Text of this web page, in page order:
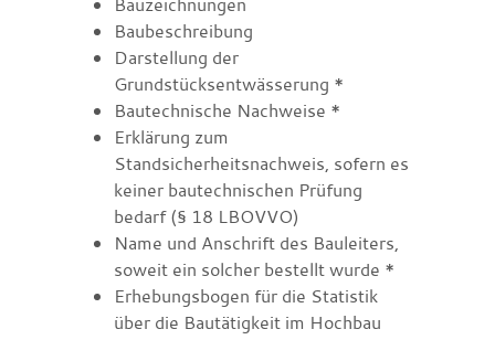
Baubeschreibung
Darstellung der
Grundstücksentwässerung *
Bautechnische Nachweise *
Erklärung zum
Standsicherheitsnachweis, sofern es
keiner bautechnischen Prüfung
bedarf (§ 18 LBOVVO)
Name und Anschrift des Bauleiters,
soweit ein solcher bestellt wurde *
Erhebungsbogen für die Statistik
über die Bautätigkeit im Hochbau